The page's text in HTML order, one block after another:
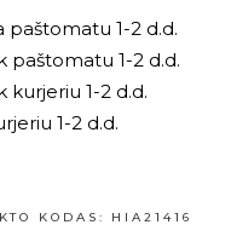
paštomatu 1-2 d.d.
paštomatu 1-2 d.d.
kurjeriu 1-2 d.d.
1-2 d.d.
KODAS: HIA21416